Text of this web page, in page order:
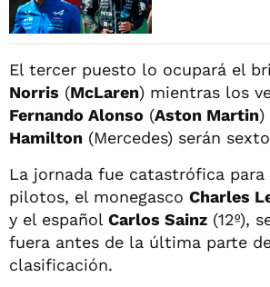
El tercer puesto lo ocupará el
Norris (McLaren) mientras los
Fernando Alonso (Aston Martin)
Hamilton (Mercedes) serán
La jornada fue catastrófica para
pilotos, el monegasco Charles
y el español Carlos Sainz (12º),
fuera antes de la última parte
clasificación.